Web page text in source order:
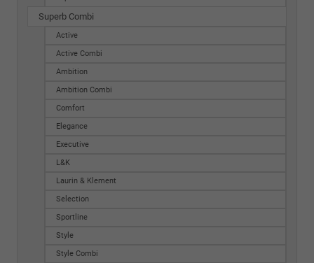
Superb Combi
Active
Active Combi
Ambition
Ambition Combi
Comfort
Elegance
Executive
L&K
Laurin & Klement
Selection
Sportline
Style
Style Combi